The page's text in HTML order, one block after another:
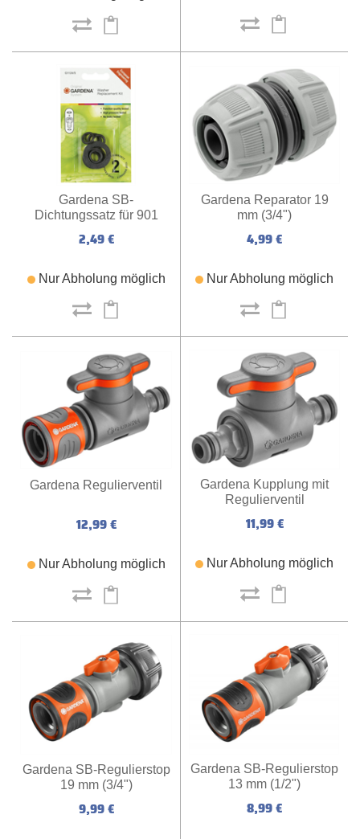
Gardena SB-
Dichtungssatz für 901
2,49 €
Nur Abholung möglich
Gardena Reparator 19
mm (3/4")
4,99 €
Nur Abholung möglich
Gardena Regulierventil
12,99 €
Nur Abholung möglich
Gardena Kupplung mit
Regulierventil
11,99 €
Nur Abholung möglich
Gardena SB-Regulierstop
19 mm (3/4")
9,99 €
Gardena SB-Regulierstop
13 mm (1/2")
8,99 €